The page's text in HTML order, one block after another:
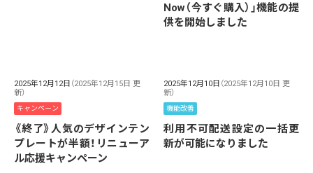
Now（今すぐ購入）」機能の提
供を開始しました
2025年12月12日 （2025年12月15日 更
新）
キャンペーン
《終了》人気のデザインテン
プレートが半額！リニューア
ル応援キャンペーン
2025年12月10日 （2025年12月10日 更
新）
機能改善
利用不可配送設定の一括更
新が可能になりました